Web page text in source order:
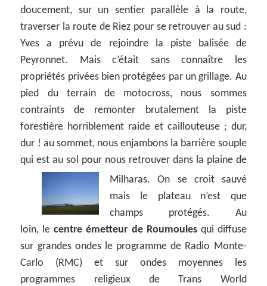
doucement, sur un sentier parallèle à la route,
traverser la route de Riez pour se retrouver au sud :
Yves a prévu de rejoindre la piste balisée de
Peyronnet. Mais c’était sans connaître les
propriétés privées bien protégées par un grillage. Au
pied du terrain de motocross, nous sommes
contraints de remonter brutalement la piste
forestière horriblement raide et caillouteuse ; dur,
dur ! au sommet, nous enjambons la barrière souple
qui est au sol pour nous retrouver dans la plaine de
Milharas.On se croit sauvé
mais le plateau n’est que
champs protégés. Au
loin, lecentre émetteur de Roumoulesqui diffuse
sur grandes ondes le programme de Radio Monte-
Carlo (RMC) et sur ondes moyennes les
programmes religieux de Trans World